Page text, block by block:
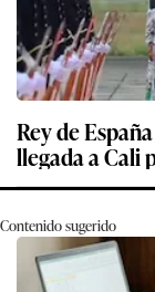
Rey de
llegada a Cali
Contenido sugerido